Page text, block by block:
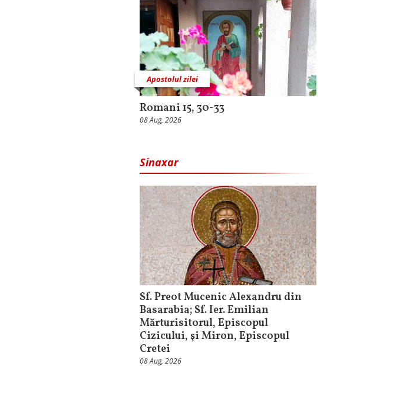
Apostolul zilei
Romani 15, 30-33
08 Aug, 2026
Sinaxar
Sf. Preot Mucenic Alexandru din
Basarabia; Sf. Ier. Emilian
Mărturisitorul, Episcopul
Cizicului, şi Miron, Episcopul
Cretei
08 Aug, 2026